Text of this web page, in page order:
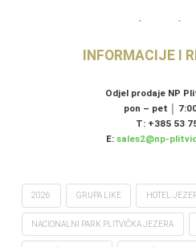
INFORMACIJE I
Odjel prodaje NP
pon – pet │
T: +385 53
E:sales2@np-
2026 GRUPA LIKE HOTEL
NACIONALNI PARK PLITVIČKA JEZERA